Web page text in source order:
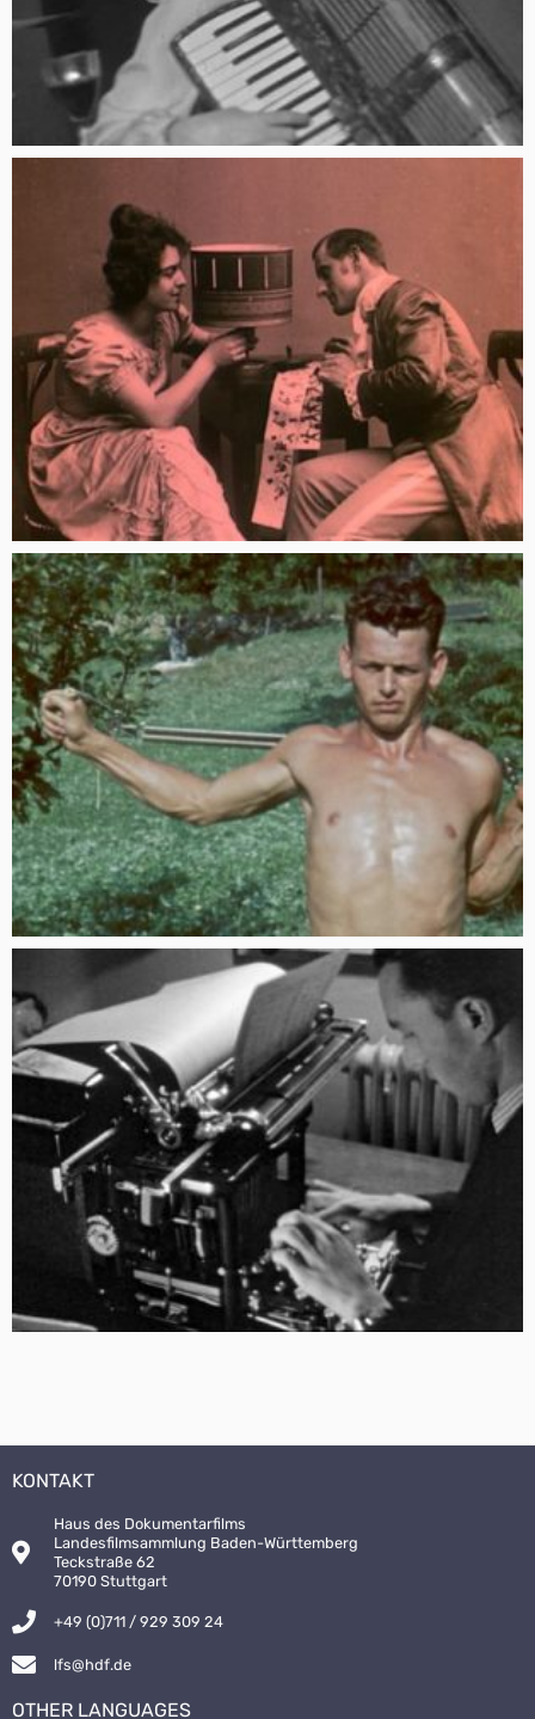
KONTAKT
Haus des Dokumentarfilms
Landesfilmsammlung Baden-Württemberg
Teckstraße 62
70190 Stuttgart
+49 (0)711 / 929 309 24
lfs@hdf.de
OTHER LANGUAGES